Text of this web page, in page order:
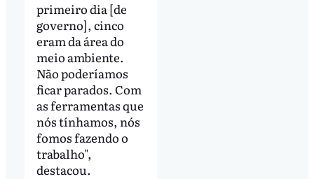
primeiro dia [de
governo], cinco
eram da área do
meio ambiente.
Não poderíamos
ficar parados. Com
as ferramentas que
nós tínhamos, nós
fomos fazendo o
trabalho",
destacou.